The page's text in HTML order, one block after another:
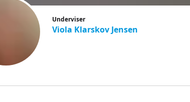
Underviser
Viola Klarskov Jensen